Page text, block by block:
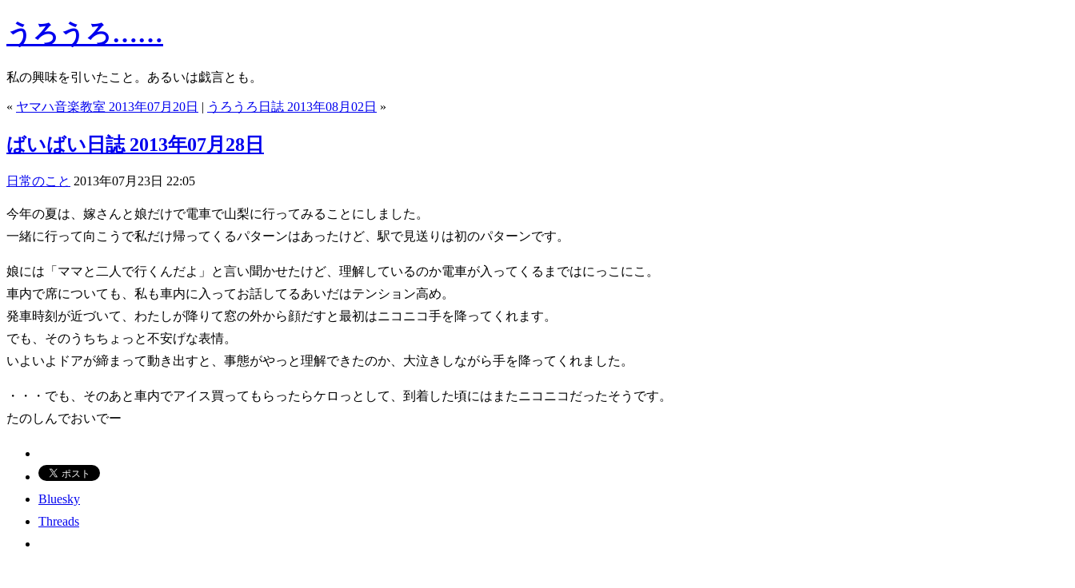
うろうろ……
私の興味を引いたこと。あるいは戯言とも。
« ヤマハ音楽教室 2013年07月20日 | うろうろ日誌 2013年08月02日 »
ばいばい日誌 2013年07月28日
日常のこと 2013年07月23日 22:05
今年の夏は、嫁さんと娘だけで電車で山梨に行ってみることにしました。
一緒に行って向こうで私だけ帰ってくるパターンはあったけど、駅で見送りは初のパターンです。
娘には「ママと二人で行くんだよ」と言い聞かせたけど、理解しているのか電車が入ってくるまではにっこにこ。
車内で席についても、私も車内に入ってお話してるあいだはテンション高め。
発車時刻が近づいて、わたしが降りて窓の外から顔だすと最初はニコニコ手を降ってくれます。
でも、そのうちちょっと不安げな表情。
いよいよドアが締まって動き出すと、事態がやっと理解できたのか、大泣きしながら手を降ってくれました。
・・・でも、そのあと車内でアイス買ってもらったらケロっとして、到着した頃にはまたニコニコだったそうです。
たのしんでおいでー
Bluesky
Threads